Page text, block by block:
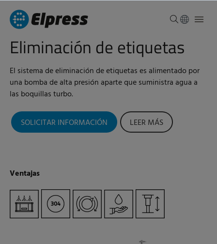
Eliminación de etiquetas
El sistema de eliminación de etiquetas es alimentado por
una bomba de alta presión aparte que suministra agua a
las boquillas turbo.
SOLICITAR INFORMACIÓN LEER MÁS
Ventajas